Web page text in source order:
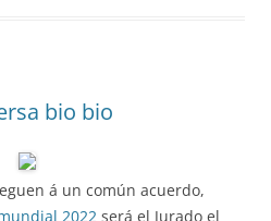
bio bio
á un común acuerdo,
2022 será el Jurado el